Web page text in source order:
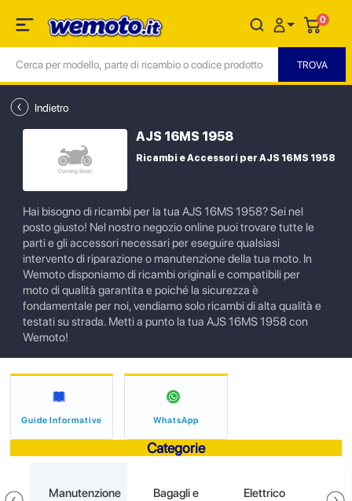
0
Indietro
AJS 16MS 1958
Ricambi e Accessori per AJS 16MS 1958
Hai bisogno di ricambi per la tua AJS 16MS 1958? Sei nel
posto giusto! Nel nostro negozio online puoi trovare tutte le
parti e gli accessori necessari per eseguire qualsiasi
intervento di riparazione o manutenzione della tua moto. In
Wemoto disponiamo di ricambi originali e compatibili per
moto di qualità garantita e poiché la sicurezza è
fondamentale per noi, vendiamo solo ricambi di alta qualità e
testati su strada. Metti a punto la tua AJS 16MS 1958 con
Wemoto!
Guide Informative WhatsApp
Categorie
Manutenzione
Bagagli e
Elettrico